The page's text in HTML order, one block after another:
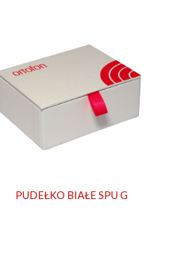
PUDEŁKO BIAŁE SPU G